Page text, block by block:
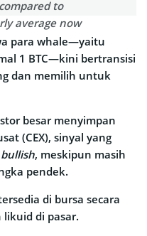
to
average now
that hasn’t
– By
para whale—yaitu
1 BTC—kini bertransisi
dan memilih untuk
besar menyimpan
(CEX), sinyal yang
bullish, meskipun masih
pendek.
di bursa secara
di pasar.